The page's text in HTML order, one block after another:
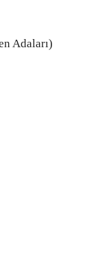
Adaları)